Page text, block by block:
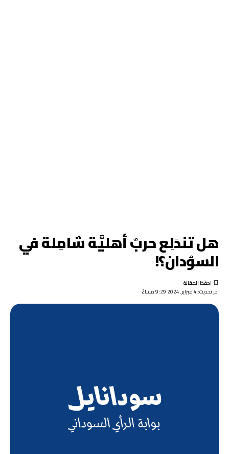
هل تندَلِع حربٌ أهليَّة شامِلة في
السوُدان؟!
اخر تحديث: 4 فبراير, 2024 9:29 مساءً